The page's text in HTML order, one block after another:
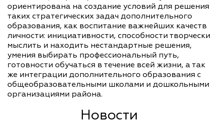
ориентирована на создание условий для решения
таких стратегических задач дополнительного
образования, как воспитание важнейших качеств
личности: инициативности, способности творчески
мыслить и находить нестандартные решения,
умения выбирать профессиональный путь,
готовности обучаться в течение всей жизни, а так
же интеграции дополнительного образования с
общеобразовательными школами и дошкольными
организациями района.
Новости